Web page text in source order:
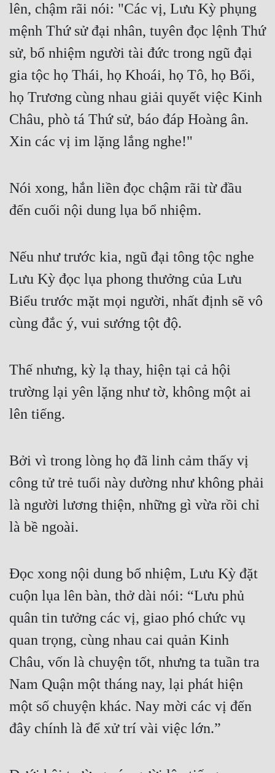
Sắc
Tiên Hiệp
Tiểu Thuyết
Trinh Thám
Trùng Sinh
Trọng Sinh
Tu Tiên
Tội Phạm
Xuyên Không
Xuyên Nhanh
Xuyên Thư
Điền Văn
Đô Thị
Đông Phương
Đồng Nhân
Cẩu Đạo Trường Sinh
Ngự Thú
Truyện Nữ
Vô Địch Lưu
lên, chậm rãi nói: "Các vị, Lưu Kỳ phụng
mệnh Thứ sử đại nhân, tuyên đọc lệnh Thứ
sử, bổ nhiệm người tài đức trong ngũ đại
gia tộc họ Thái, họ Khoái, họ Tô, họ Bối,
họ Trương cùng nhau giải quyết việc Kinh
Châu, phò tá Thứ sử, báo đáp Hoàng ân.
Xin các vị im lặng lắng nghe!"
Nói xong, hắn liền đọc chậm rãi từ đầu
đến cuối nội dung lụa bổ nhiệm.
Nếu như trước kia, ngũ đại tông tộc nghe
Lưu Kỳ đọc lụa phong thưởng của Lưu
Biểu trước mặt mọi người, nhất định sẽ vô
cùng đắc ý, vui sướng tột độ.
Thế nhưng, kỳ lạ thay, hiện tại cả hội
trường lại yên lặng như tờ, không một ai
lên tiếng.
Bởi vì trong lòng họ đã linh cảm thấy vị
công tử trẻ tuổi này dường như không phải
là người lương thiện, những gì vừa rồi chỉ
là bề ngoài.
Đọc xong nội dung bổ nhiệm, Lưu Kỳ đặt
cuộn lụa lên bàn, thở dài nói: “Lưu phủ
quân tin tưởng các vị, giao phó chức vụ
quan trọng, cùng nhau cai quản Kinh
Châu, vốn là chuyện tốt, nhưng ta tuần tra
Nam Quận một tháng nay, lại phát hiện
một số chuyện khác. Nay mời các vị đến
đây chính là để xử trí vài việc lớn.”